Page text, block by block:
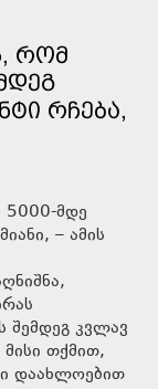
ᲠᲝᲛ
ᲠᲩᲔᲑᲐ,
5000-მდე
– ამის
შემდეგ კვლავ
თქმით,
დაახლოებით